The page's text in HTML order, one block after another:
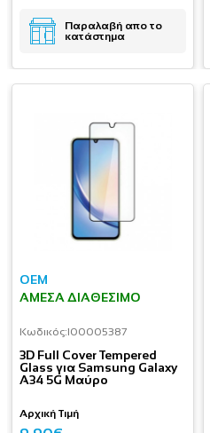
Παραλαβή απο το
κατάστημα
OEM
ΆΜΕΣΑ ΔΙΑΘΈΣΙΜΟ
Κωδικός:I00005387
3D Full Cover Tempered
Glass για Samsung Galaxy
A34 5G Μαύρο
Αρχική Τιμή